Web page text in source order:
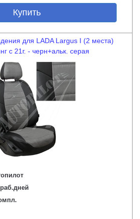
Купить
для LADA Largus I (2 места)
с 21г. - черн+альк. серая